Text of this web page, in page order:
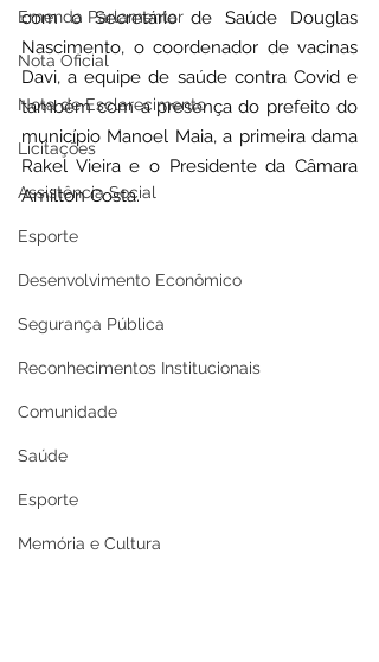
Emenda Parlamentar
Nota Oficial
Nota de Esclarecimento
Licitações
Assistência Social
Esporte
Desenvolvimento Econômico
Segurança Pública
Reconhecimentos Institucionais
Comunidade
Saúde
Esporte
Memória e Cultura
com o Secretário de Saúde Douglas
Nascimento, o coordenador de vacinas
Davi, a equipe de saúde contra Covid e
também com a presença do prefeito do
município Manoel Maia, a primeira dama
Rakel Vieira e o Presidente da Câmara
Amilton Costa.